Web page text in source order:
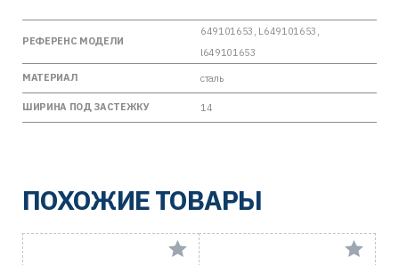
РЕФЕРЕНС МОДЕЛИ
649101653, L649101653,
l649101653
МАТЕРИАЛ
сталь
ШИРИНА ПОД ЗАСТЕЖКУ 14
ПОХОЖИЕ ТОВАРЫ